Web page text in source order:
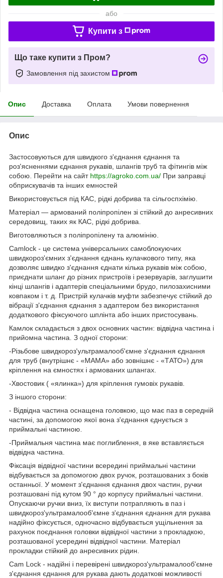
або
Купити з
Що таке купити з Пром?
Замовлення під захистом
Опис Доставка Оплата Умови повернення
Опис
Застосовуються для швидкого з'єднання єднання та
роз'ясненнями єднання рукавів, шлангів труб та фітингів між
собою. Перейти на сайт https://agroko.com.ua/ При заправці
обприскувачів та інших емностей
Використовується під КАС, рідкі добрива та сільгоспхімію.
Матеріал — армований поліпропілен зі стійкий до анресивних
середовищ, таких як КАС, рідкі добрива.
Виготовляються з поліпропілену та алюмінію.
Camlock - це система універсальних самоблокуючих
швидкороз'ємних з'єднання єднань кулачкового типу, яка
дозволяє швидко з'єднання єднати кілька рукавів між собою,
приєднати шланг до різних пристроїв і резервуарів, заглушити
кінці шлангів і адаптерів спеціальними брудо, пилозахисними
ковпаком і т. д. Пристрій кулачків муфти забезпечує стійкий до
вібрації з'єднання єднання з адаптером без використання
додаткового фіксуючого шплінта або інших пристосувань.
Камлок складається з двох основних частин: відвідна частина і
прийомна частина. З одної сторони:
-Різьбове швидкороз'ультрамалооб'ємне з'єднання єднання
для труб (внутрішнє - «МАМА» або зовнішнє - «ТАТО») для
кріплення на ємностях і армованих шлангах.
-Хвостовик ( «ялинка») для кріплення гумовіх рукавів.
З іншого сторони:
- Відвідна частина оснащена головкою, що має паз в середній
частині, за допомогою якої вона з'єднання єднується з
приймальні частиною.
-Приймальня частина має поглиблення, в яке вставляється
відвідна частина.
Фіксація відвідної частини всередині приймальні частини
відбувається за допомогою двох ручок, розташованих з боків
останньої. У момент з'єднання єднання двох частин, ручки
розташовані під кутом 90 ° до корпусу приймальні частини.
Опускаючи ручки вниз, їх виступи потрапляють в паз і
швидкороз'ультрамалооб'ємне з'єднання єднання для рукава
надійно фіксується, одночасно відбувається ущільнення за
рахунок поєднання головки відвідної частини з прокладкою,
розташованої усередині відвідної частини. Матеріал
прокладки стійкий до анресивних рідин.
Cam Lock - надійні і перевірені швидкороз'ультрамалооб'ємне
з'єднання єднання для рукава дають додаткові можливості